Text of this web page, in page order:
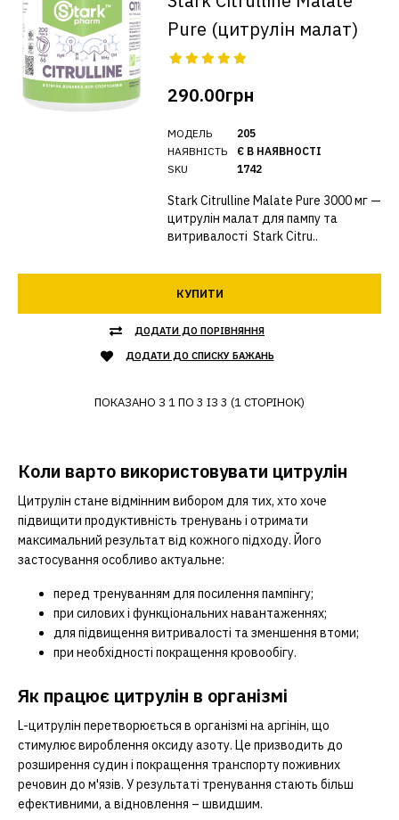
Pure (цитрулін малат)
290.00грн
МОДЕЛЬ
НАЯВНІСТЬ
SKU
205
Є В НАЯВНОСТІ
1742
Stark Citrulline Malate Pure 3000 мг —
цитрулін малат для пампу та
витривалості Stark Citru..
КУПИТИ
ДОДАТИ ДО ПОРІВНЯННЯ
ДОДАТИ ДО СПИСКУ БАЖАНЬ
ПОКАЗАНО З 1 ПО 3 ІЗ 3 (1 СТОРІНОК)
Коли варто використовувати цитрулін
Цитрулін стане відмінним вибором для тих, хто хоче
підвищити продуктивність тренувань і отримати
максимальний результат від кожного підходу. Його
застосування особливо актуальне:
перед тренуванням для посилення пампінгу;
при силових і функціональних навантаженнях;
для підвищення витривалості та зменшення втоми;
при необхідності покращення кровообігу.
Як працює цитрулін в організмі
L-цитрулін перетворюється в організмі на аргінін, що
стимулює вироблення оксиду азоту. Це призводить до
розширення судин і покращення транспорту поживних
речовин до м'язів. У результаті тренування стають більш
ефективними, а відновлення – швидшим.